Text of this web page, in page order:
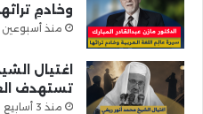
وخادمِ تراثها
منذ أسبوعين
اغتيال
تستهدف
منذ 3 أسابيع